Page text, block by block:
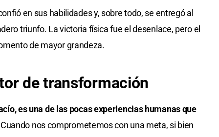
en sus habilidades y, sobre todo, se entregó al
triunfo. La victoria física fue el desenlace, pero el
de mayor grandeza.
de transformación
es una de las pocas experiencias humanas que
Cuando nos comprometemos con una meta, si bien